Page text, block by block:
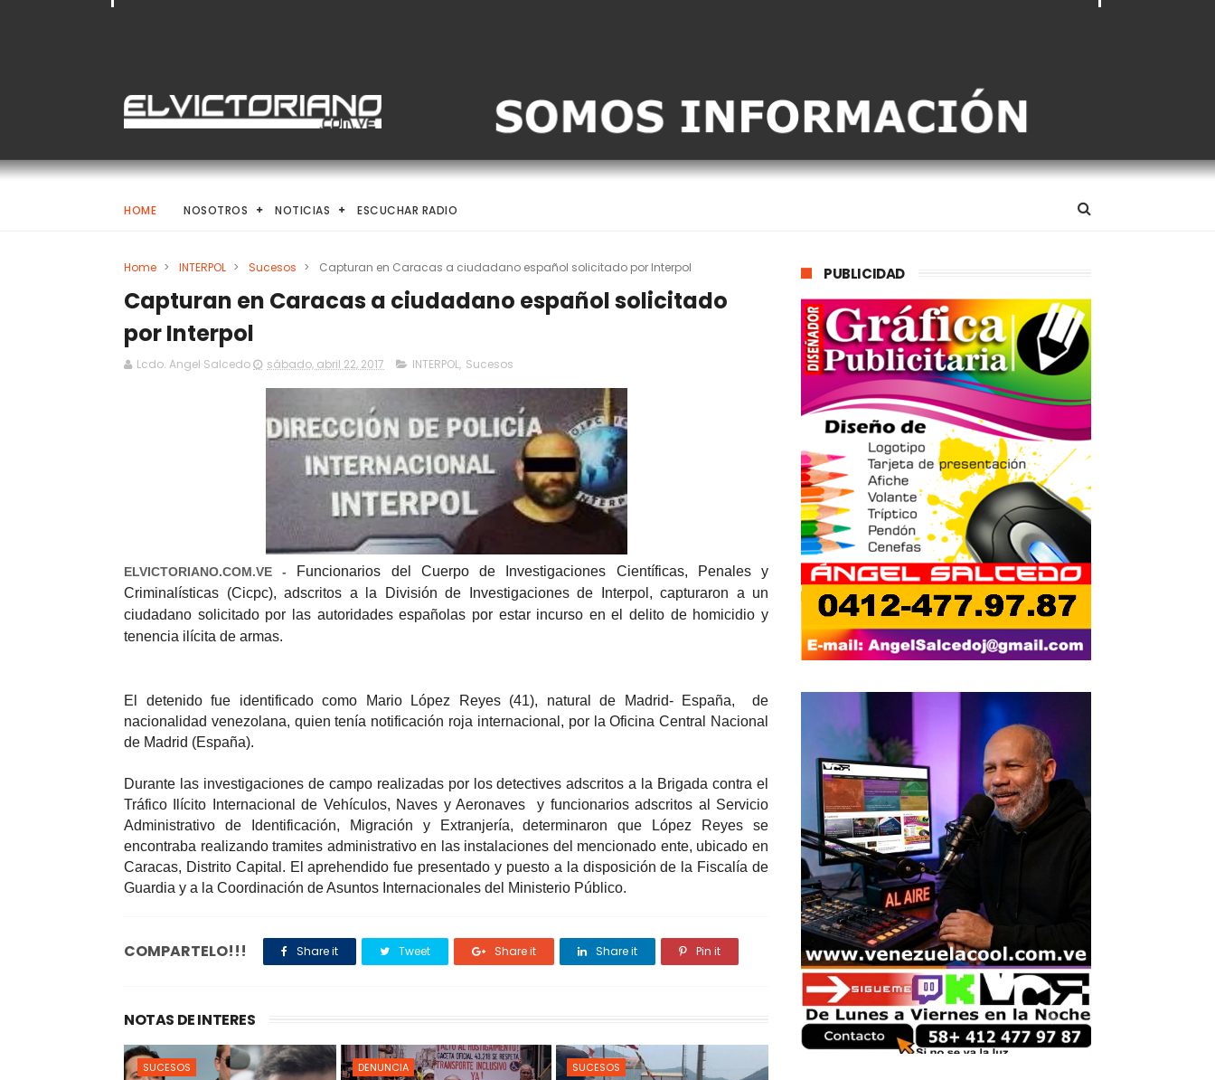
HOME NOSOTROS NOTICIAS ESCUCHAR RADIO
Home > INTERPOL > Sucesos > Capturan en Caracas a ciudadano español solicitado por Interpol
Capturan en Caracas a ciudadano español solicitado
por Interpol
Lcdo. Angel Salcedo sábado, abril 22, 2017 INTERPOL, Sucesos
ELVICTORIANO.COM.VE - Funcionarios del Cuerpo de Investigaciones Científicas, Penales y
Criminalísticas (Cicpc), adscritos a la División de Investigaciones de Interpol, capturaron a un
ciudadano solicitado por las autoridades españolas por estar incurso en el delito de homicidio y
tenencia ilícita de armas.
El detenido fue identificado como Mario López Reyes (41), natural de Madrid- España, de
nacionalidad venezolana, quien tenía notificación roja internacional, por la Oficina Central Nacional
de Madrid (España).
Durante las investigaciones de campo realizadas por los detectives adscritos a la Brigada contra el
Tráfico Ilícito Internacional de Vehículos, Naves y Aeronaves y funcionarios adscritos al Servicio
Administrativo de Identificación, Migración y Extranjería, determinaron que López Reyes se
encontraba realizando tramites administrativo en las instalaciones del mencionado ente, ubicado en
Caracas, Distrito Capital. El aprehendido fue presentado y puesto a la disposición de la Fiscalía de
Guardia y a la Coordinación de Asuntos Internacionales del Ministerio Público.
COMPARTELO!!! Share it Tweet Share it Share it Pin it
NOTAS DE INTERES
SUCESOS DENUNCIA SUCESOS
PUBLICIDAD